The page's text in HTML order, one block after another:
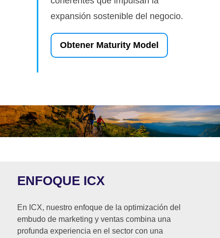
expansión sostenible del negocio.
Obtener Maturity Model
ENFOQUE ICX
En ICX, nuestro enfoque de la optimización del
embudo de marketing y ventas combina una
profunda experiencia en el sector con una